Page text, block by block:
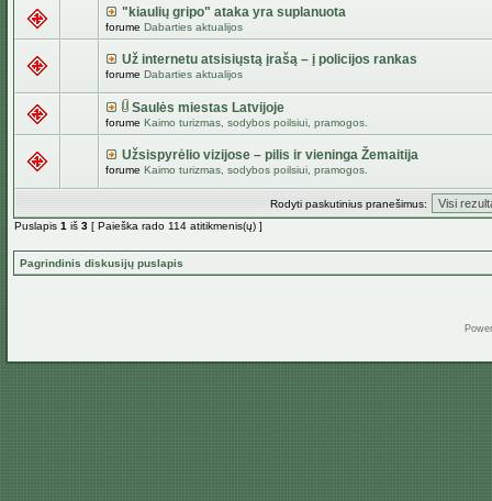
"kiaulių gripo" ataka yra suplanuota
forume Dabarties aktualijos
Už internetu atsisiųstą įrašą – į policijos rankas
forume Dabarties aktualijos
Saulės miestas Latvijoje
forume Kaimo turizmas, sodybos poilsiui, pramogos.
Užsispyrėlio vizijose – pilis ir vieninga Žemaitija
forume Kaimo turizmas, sodybos poilsiui, pramogos.
Rodyti paskutinius pranešimus:
Puslapis 1 iš 3 [ Paieška rado 114 atitikmenis(ų) ]
Pagrindinis diskusijų puslapis